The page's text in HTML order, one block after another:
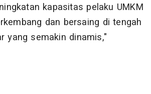
kapasitas pelaku UMKM
dan bersaing di tengah
yang semakin dinamis,"